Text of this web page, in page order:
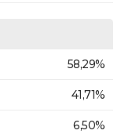
58,29%
41,71%
6,50%